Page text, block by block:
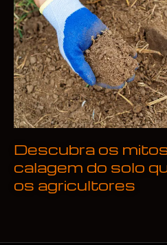
Descubra os
calagem do solo
os agricultores